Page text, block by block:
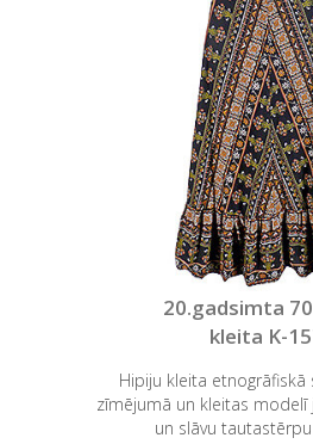
20.gadsimta
kleita K-
Hipiju kleita etnogrāfiskā
zīmējumā un kleitas modelī
un slāvu